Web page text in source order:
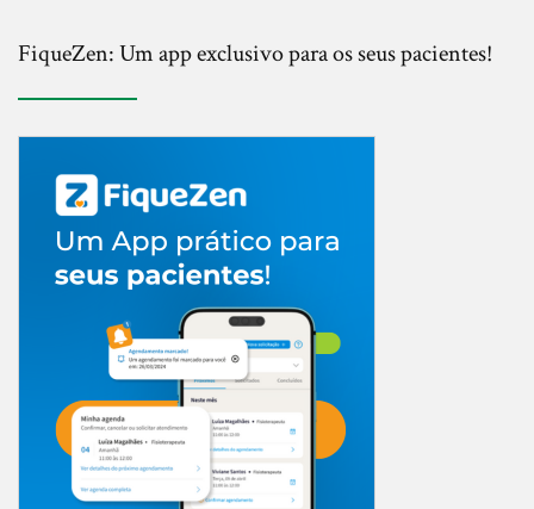
FiqueZen: Um app exclusivo para os seus pacientes!